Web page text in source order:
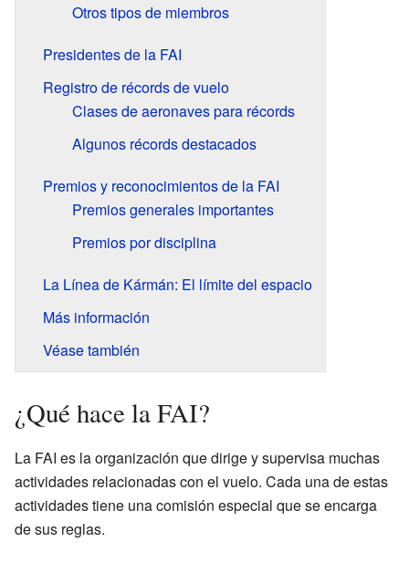
Otros tipos de miembros
Presidentes de la FAI
Registro de récords de vuelo
Clases de aeronaves para récords
Algunos récords destacados
Premios y reconocimientos de la FAI
Premios generales importantes
Premios por disciplina
La Línea de Kármán: El límite del espacio
Más información
Véase también
¿Qué hace la FAI?
La FAI es la organización que dirige y supervisa muchas
actividades relacionadas con el vuelo. Cada una de estas
actividades tiene una comisión especial que se encarga
de sus reglas.